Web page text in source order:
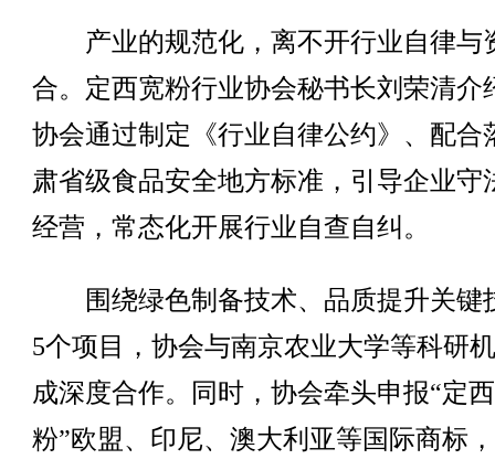
产业的规范化，离不开行业自律与
合。定西宽粉行业协会秘书长刘荣清介
协会通过制定《行业自律公约》、配合
肃省级食品安全地方标准，引导企业守
经营，常态化开展行业自查自纠。
围绕绿色制备技术、品质提升关键
5个项目，协会与南京农业大学等科研
成深度合作。同时，协会牵头申报“定
粉”欧盟、印尼、澳大利亚等国际商标